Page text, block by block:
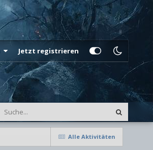
Jetzt registrieren
Alle Aktivitäten